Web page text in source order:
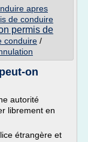
apres
de conduire
permis de
conduire /
on
autorité
librement en
étrangère et